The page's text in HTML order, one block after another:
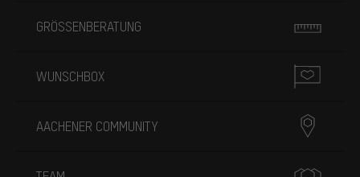
GRÖSSENBERATUNG
WUNSCHBOX
AACHENER COMMUNITY